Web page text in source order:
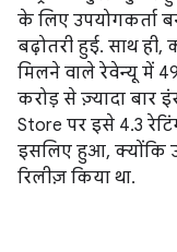
के लिए उपयोगकर्ता
बढ़ोतरी हुई. साथ ही,
मिलने वाले रेवेन्यू में
करोड़ से ज़्यादा बार
Store पर इसे 4.3
इसलिए हुआ, क्योंकि
रिलीज़ किया था.